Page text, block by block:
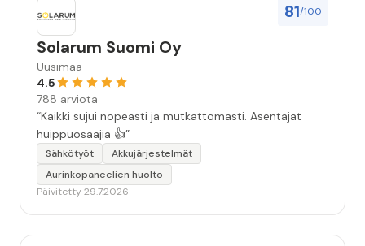
81/100
Solarum Suomi Oy
Uusimaa
4.5
788 arviota
“Kaikki sujui nopeasti ja mutkattomasti. Asentajat
huippuosaajia 👍”
Sähkötyöt
Akkujärjestelmät
Aurinkopaneelien huolto
Päivitetty 29.7.2026